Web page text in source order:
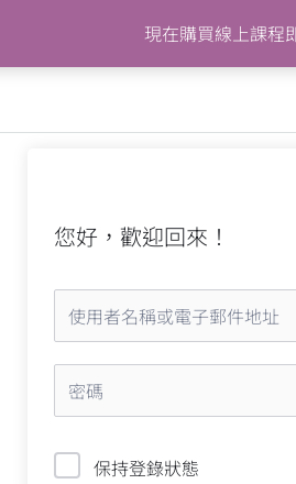
現在購買線上課程
您好，歡迎回來！
保持登錄狀態